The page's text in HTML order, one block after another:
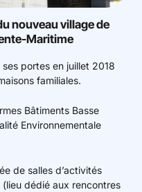
nouveau village de
Maritime
portes en juillet 2018
familiales.
Bâtiments Basse
Environnementale
de salles d’activités
dédié aux rencontres